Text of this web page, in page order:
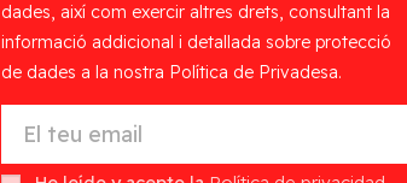
dades, així com exercir altres drets, consultant la
informació addicional i detallada sobre protecció
de dades a la nostra Política de Privadesa.